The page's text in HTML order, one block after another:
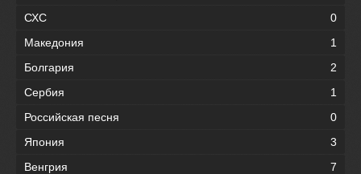
СХС
0
Македония
1
Болгария
2
Сербия
1
Российская песня
0
Япония
3
Венгрия
7